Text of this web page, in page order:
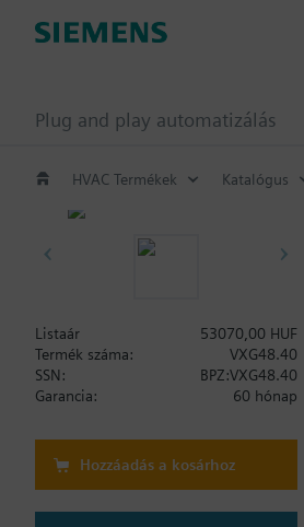
Plug and play automatizálás
HVAC Termékek Katalógus
Listaár
53070,00 HUF
Termék száma:
VXG48.40
SSN:
BPZ:VXG48.40
Garancia:
60 hónap
Hozzáadás a kosárhoz